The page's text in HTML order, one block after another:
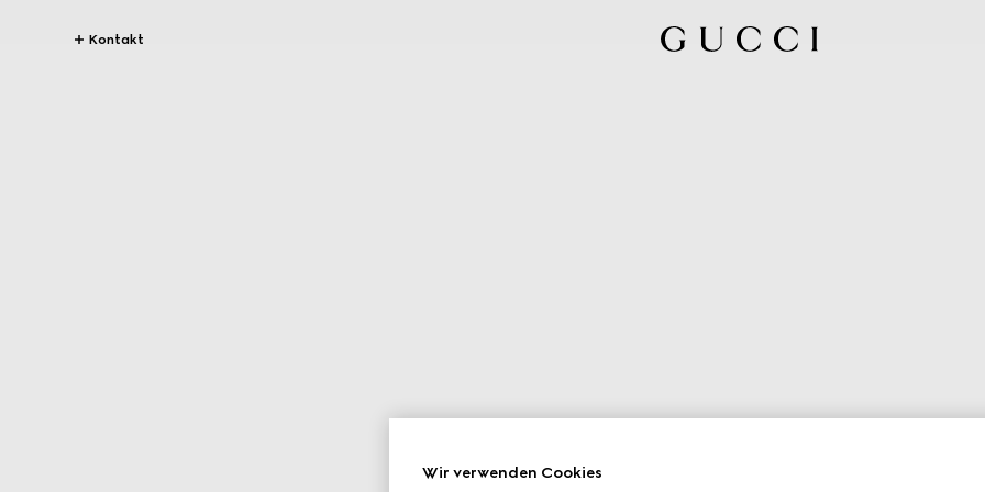
Kontakt
Wir verwenden Cookies